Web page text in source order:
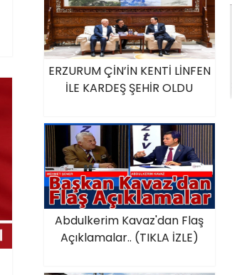
ERZURUM ÇİN’İN KENTİ LİNFEN
İLE KARDEŞ ŞEHİR OLDU
Abdulkerim Kavaz'dan Flaş
Açıklamalar.. (TIKLA İZLE)